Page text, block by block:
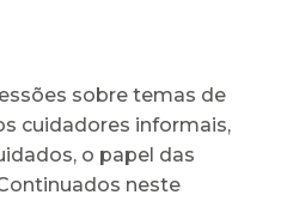
sobre temas de
cuidadores informais,
o papel das
neste